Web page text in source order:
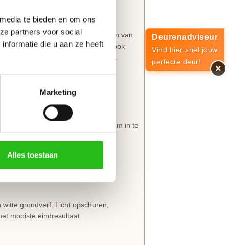
te bieden en om ons
partners voor social
die u aan ze heeft
Marketing
Alles toestaan
dikte van 40 mm en zijn voorzien van
insteekslot. Opdekdeuren zijn ook
aangeeft.
en de bovendorpel 10 mm in te
60 mm in te korten.
marges.
grondverf. Licht opschuren,
mooiste eindresultaat.
Deurenadviseur
Vind hier snel jouw
perfecte deur!
×